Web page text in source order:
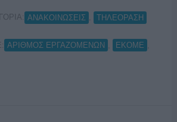
ΑΝΑΚΟΙΝΩΣΕΙΣ ΤΗΛΕΟΡΑΣΗ
ΑΡΙΘΜΟΣ ΕΡΓΑΖΟΜΕΝΩΝ ΕΚΟΜΕ